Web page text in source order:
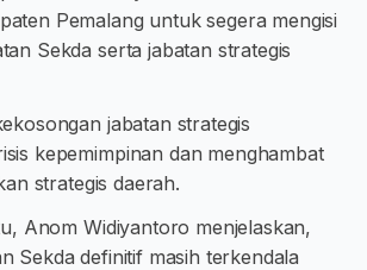
Pemalang untuk segera mengisi
Sekda serta jabatan strategis
jabatan strategis
kepemimpinan dan menghambat
strategis daerah.
Anom Widiyantoro menjelaskan,
Sekda definitif masih terkendala